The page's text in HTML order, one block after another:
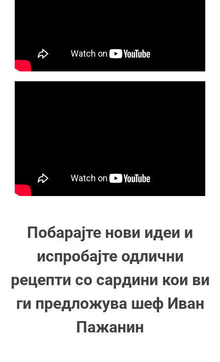
Побарајте нови идеи и
испробајте одлични
рецепти со сардини кои ви
ги предложува шеф Иван
Пажанин